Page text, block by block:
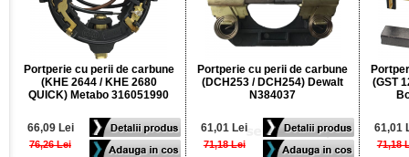
Portperie cu perii de carbune
(KHE 2644 / KHE 2680
QUICK) Metabo 316051990
66,09 Lei
76,26 Lei
Portperie cu perii de carbune
(DCH253 / DCH254) Dewalt
N384037
61,01 Lei
71,18 Lei
(GST
61,01
71,18